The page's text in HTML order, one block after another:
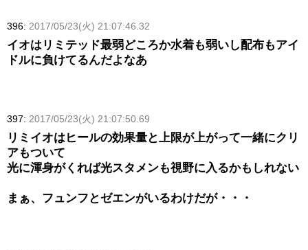
396: 2017/05/23(火) 21:07:46.32
イオはリミテッド最弱どころか水着も弱いし配布もアイ
ドルに負けてるんだよなあ
397: 2017/05/23(火) 21:07:50.69
リミイオはヒールの効果量と上限が上がって一緒にクリ
アもついて
光に渾身がくれば光スタメンも視野に入るかもしれない
まぁ、フュンフとゼエンがいるわけだが・・・